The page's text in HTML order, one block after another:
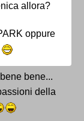
allora?
oppure
bene...
della